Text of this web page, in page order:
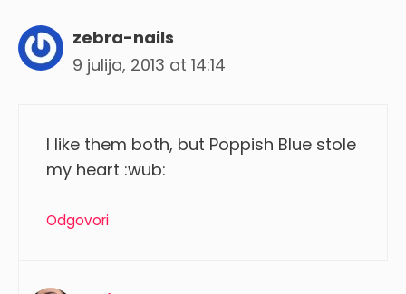
zebra-nails
9 julija, 2013 at 14:14
I like them both, but Poppish Blue stole
my heart :wub:
Odgovori